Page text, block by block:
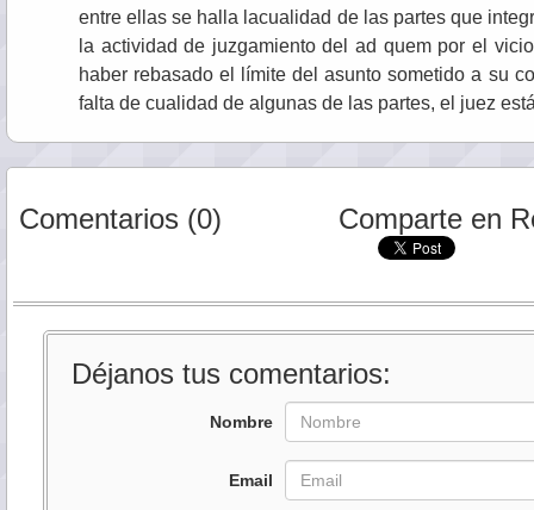
entre ellas se halla lacualidad de las partes que
la actividad de juzgamiento del ad quem por el
haber rebasado el límite del asunto sometido a su
falta de cualidad de algunas de las partes, el juez
Comentarios (0) Comparte en
Déjanos tus comentarios:
Nombre
Email